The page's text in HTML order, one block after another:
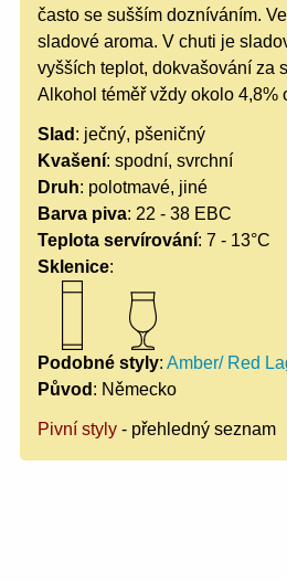
často se sušším dozníváním.
sladové aroma. V chuti je
vyšších teplot, dokvašování za
Alkohol téměř vždy okolo 4,8%
Slad : ječný, pšeničný
Kvašení: spodní, svrchní
Druh: polotmavé, jiné
Barva piva: 22 - 38 EBC
Teplota servírování: 7 - 13°C
Sklenice:
Podobné styly:Amber/ Red
Původ : Německo
Pivní styly - přehledný seznam